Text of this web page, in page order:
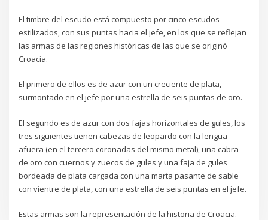
El timbre del escudo está compuesto por cinco escudos
estilizados, con sus puntas hacia el jefe, en los que se reflejan
las armas de las regiones históricas de las que se originó
Croacia.
El primero de ellos es de azur con un creciente de plata,
surmontado en el jefe por una estrella de seis puntas de oro.
El segundo es de azur con dos fajas horizontales de gules, los
tres siguientes tienen cabezas de leopardo con la lengua
afuera (en el tercero coronadas del mismo metal), una cabra
de oro con cuernos y zuecos de gules y una faja de gules
bordeada de plata cargada con una marta pasante de sable
con vientre de plata, con una estrella de seis puntas en el jefe.
Estas armas son la representación de la historia de Croacia.